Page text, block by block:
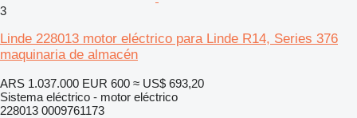
3
Linde 228013 motor eléctrico para Linde R14, Series 376
maquinaria de almacén
ARS 1.037.000 EUR 600 ≈ US$ 693,20
Sistema eléctrico - motor eléctrico
228013 0009761173